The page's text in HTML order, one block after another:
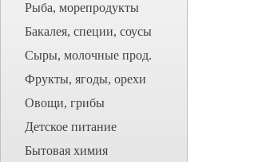
Рыба, морепродукты
Бакалея, специи, соусы
Сыры, молочные прод.
Фрукты, ягоды, орехи
Овощи, грибы
Детское питание
Бытовая химия